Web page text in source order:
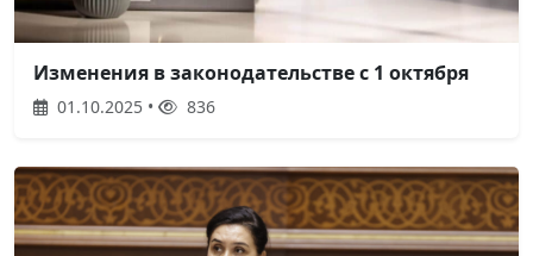
Изменения в законодательстве с 1 октября
01.10.2025 • 836